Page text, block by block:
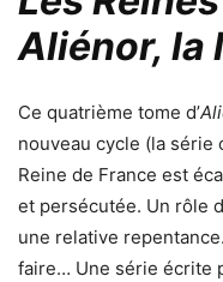
Aliénor, la
Ce quatrième tome d’
nouveau cycle (la série
Reine de France est
et persécutée. Un rôle
une relative
faire… Une série écrite